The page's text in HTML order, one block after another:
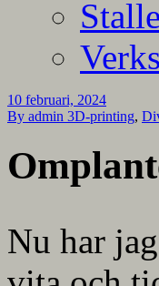
10 februari, 2024
By admin 3D-printing,
Nu har